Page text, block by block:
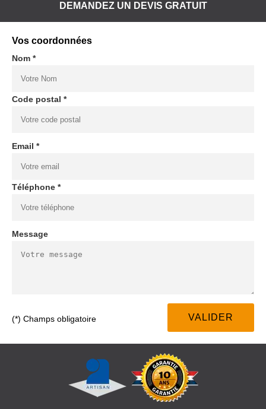
DEMANDEZ UN DEVIS GRATUIT
Vos coordonnées
Nom *
Code postal *
Email *
Téléphone *
Message
(*) Champs obligatoire